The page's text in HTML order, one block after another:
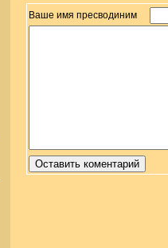
Ваше имя пресводиним